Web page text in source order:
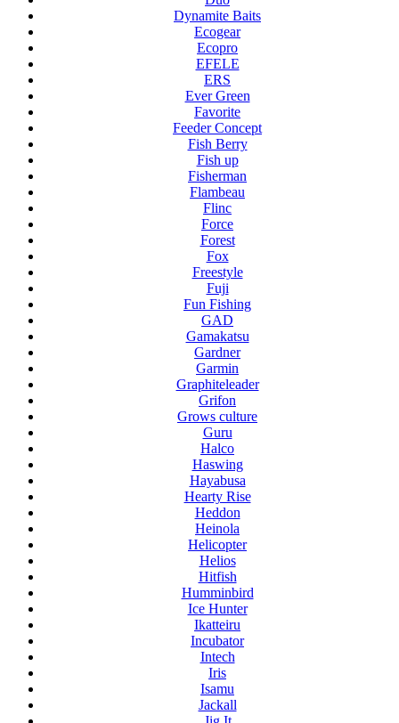
Dynamite Baits
Ecogear
Ecopro
EFELE
ERS
Ever Green
Favorite
Feeder Concept
Fish Berry
Fish up
Fisherman
Flambeau
Flinc
Force
Forest
Fox
Freestyle
Fuji
Fun Fishing
GAD
Gamakatsu
Gardner
Garmin
Graphiteleader
Grifon
Grows culture
Guru
Halco
Haswing
Hayabusa
Hearty Rise
Heddon
Heinola
Helicopter
Helios
Hitfish
Humminbird
Ice Hunter
Ikatteiru
Incubator
Intech
Iris
Isamu
Jackall